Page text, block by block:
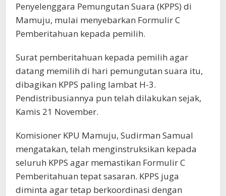
Penyelenggara Pemungutan Suara (KPPS) di
Mamuju, mulai menyebarkan Formulir C
Pemberitahuan kepada pemilih.
Surat pemberitahuan kepada pemilih agar
datang memilih di hari pemungutan suara itu,
dibagikan KPPS paling lambat H-3.
Pendistribusiannya pun telah dilakukan sejak,
Kamis 21 November.
Komisioner KPU Mamuju, Sudirman Samual
mengatakan, telah menginstruksikan kepada
seluruh KPPS agar memastikan Formulir C
Pemberitahuan tepat sasaran. KPPS juga
diminta agar tetap berkoordinasi dengan